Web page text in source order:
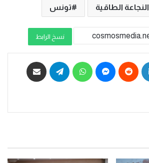
النجاعة الطاقية تونس
نسخ الرابط